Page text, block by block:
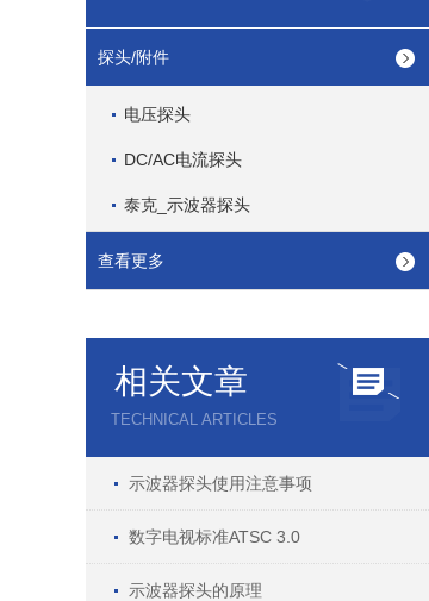
探头/附件
电压探头
DC/AC电流探头
泰克_示波器探头
查看更多
相关文章
TECHNICAL ARTICLES
示波器探头使用注意事项
数字电视标准ATSC 3.0
示波器探头的原理